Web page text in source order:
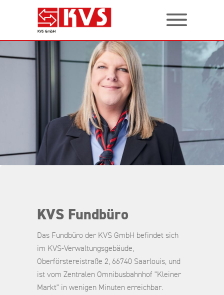
KVS Fundbüro
Das Fundbüro der KVS GmbH befindet sich
im KVS-Verwaltungsgebäude,
Oberförstereistraße 2, 66740 Saarlouis, und
ist vom Zentralen Omnibusbahnhof "Kleiner
Markt" in wenigen Minuten erreichbar.